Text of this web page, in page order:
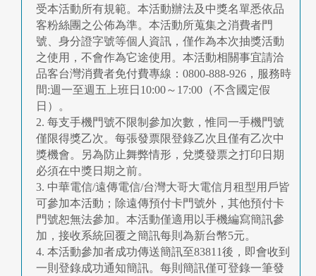
受本活動所有規範。本活動辦法及中獎名單悉依品
客粉絲團之公佈為準。本活動所蒐集之消費者門
號、身分證字號等個人資訊，僅作為本次抽獎活動
之使用，不會作為它途使用。本活動相關事宜請洽
品客台灣消費者免付費專線：0800-888-926，服務時
間:週一至週五上班日10:00～17:00（不含國定假
日）。
2. 每支手機門號不限制參加次數，惟同一手機門號
僅限得獎乙次。每張發票限登錄乙次且僅有乙次中
獎機會。另為防止舞弊情形，兌獎發票之打印日期
必須在中獎日期之前。
3. 中華電信/遠傳電信/台灣大哥大電信月租型用戶皆
可參加本活動；除遠傳預付卡門號外，其他預付卡
門號恕無法參加。本活動僅適用以手機編寫簡訊參
加，接收系統回覆之簡訊每則為新台幣5元。
4. 本活動參加者成功傳送簡訊至83811後，即會收到
一則登錄成功通知簡訊。每則簡訊僅可登錄一筆發